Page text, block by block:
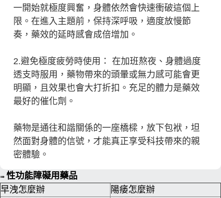
一開始就極度興奮，身體依然會快速衝破這個上
限。在進入主題前，保持深呼吸，適度放慢節
奏，藥效的延時感會成倍增加。
2.避免極度疲勞時使用： 在加班熬夜、身體過度
透支時服用，藥物帶來的頭暈或無力感可能會更
明顯，且效果也會大打折扣。充足的體力是藥效
最好的催化劑。
藥物是通往和諧關係的一座橋樑，放下包袱，坦
然面對身體的信號，才能真正享受科技帶來的親
密體驗。
➠ 性功能障礙用藥品
早洩怎麼辦
陽痿怎麼辦